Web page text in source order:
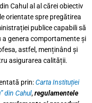
Cahul al al cărei obiectiv
orientate spre pregătirea
publice capabili să
genera comportamente și
astfel, menținând și
asigurarea calității.
prin:Carta Instituției
din Cahul,regulamentele